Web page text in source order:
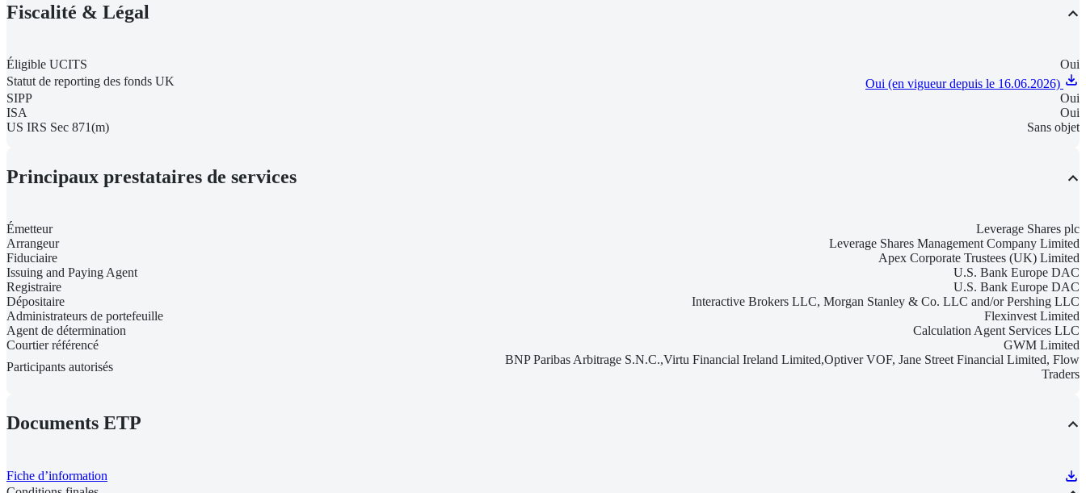
Fiscalité & Légal
Éligible UCITS
Oui
Statut de reporting des fonds UK
Oui (en vigueur depuis le 16.06.2026)
SIPP
Oui
ISA
Oui
US IRS Sec 871(m)
Sans objet
Principaux prestataires de services
Émetteur
Leverage Shares plc
Arrangeur
Leverage Shares Management Company Limited
Fiduciaire
Apex Corporate Trustees (UK) Limited
Issuing and Paying Agent
U.S. Bank Europe DAC
Registraire
U.S. Bank Europe DAC
Dépositaire
Interactive Brokers LLC, Morgan Stanley & Co. LLC and/or Pershing LLC
Administrateurs de portefeuille
Flexinvest Limited
Agent de détermination
Calculation Agent Services LLC
Courtier référencé
GWM Limited
Participants autorisés
BNP Paribas Arbitrage S.N.C.,Virtu Financial Ireland Limited,Optiver VOF, Jane Street Financial Limited, Flow
Traders
Documents ETP
Fiche d’information